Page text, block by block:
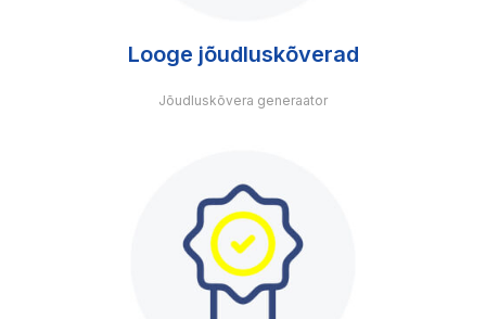
Looge jõudluskõverad
Jõudluskõvera generaator